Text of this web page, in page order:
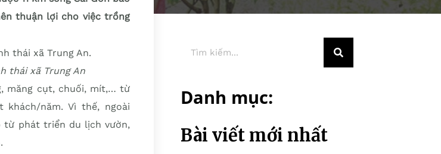
thuận lợi cho việc trồng
thái xã Trung An
măng cụt, chuối, mít,… từ
khách/năm. Vì thế, ngoài
từ phát triển du lịch vườn,
Danh mục:
Bài viết mới nhất